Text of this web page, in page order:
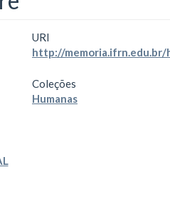
URI
http://
Coleções
Humanas